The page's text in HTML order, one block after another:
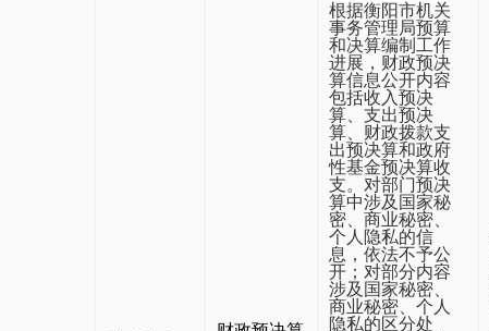
根据衡阳市机关
事务管理局预算
和决算编制工作
进展，财政预决
算信息公开内容
包括收入预决
算、支出预决
算、财政拨款支
出预决算和政府
性基金预决算收
支。对部门预决
算中涉及国家秘
密、商业秘密、
个人隐私的信
息，依法不予公
开；对部分内容
涉及国家秘密、
商业秘密、个人
隐私的区分处